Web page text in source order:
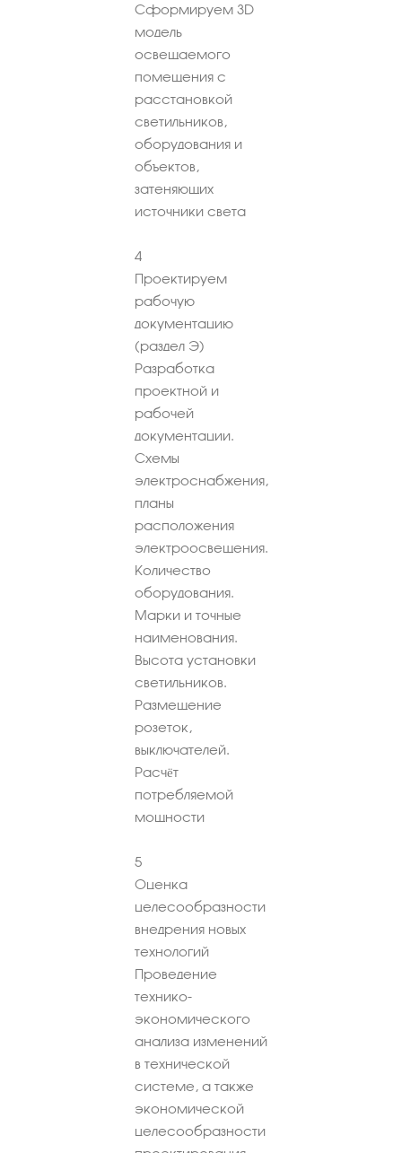
Сформируем 3D
модель
освещаемого
помещения с
расстановкой
светильников,
оборудования и
объектов,
затеняющих
источники света
4
Проектируем
рабочую
документацию
(раздел Э)
Разработка
проектной и
рабочей
документации.
Схемы
электроснабжения,
планы
расположения
электроосвещения.
Количество
оборудования.
Марки и точные
наименования.
Высота установки
светильников.
Размещение
розеток,
выключателей.
Расчёт
потребляемой
мощности
5
Оценка
целесообразности
внедрения новых
технологий
Проведение
технико-
экономического
анализа изменений
в технической
системе, а также
экономической
целесообразности